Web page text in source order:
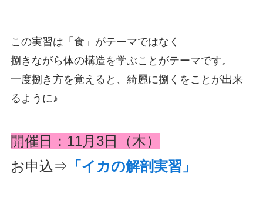
この実習は「食」がテーマではなく
捌きながら体の構造を学ぶことがテーマです。
一度捌き方を覚えると、綺麗に捌くをことが出来
るように♪
開催日：11月3日（木）
お申込⇒ 「イカの解剖実習」